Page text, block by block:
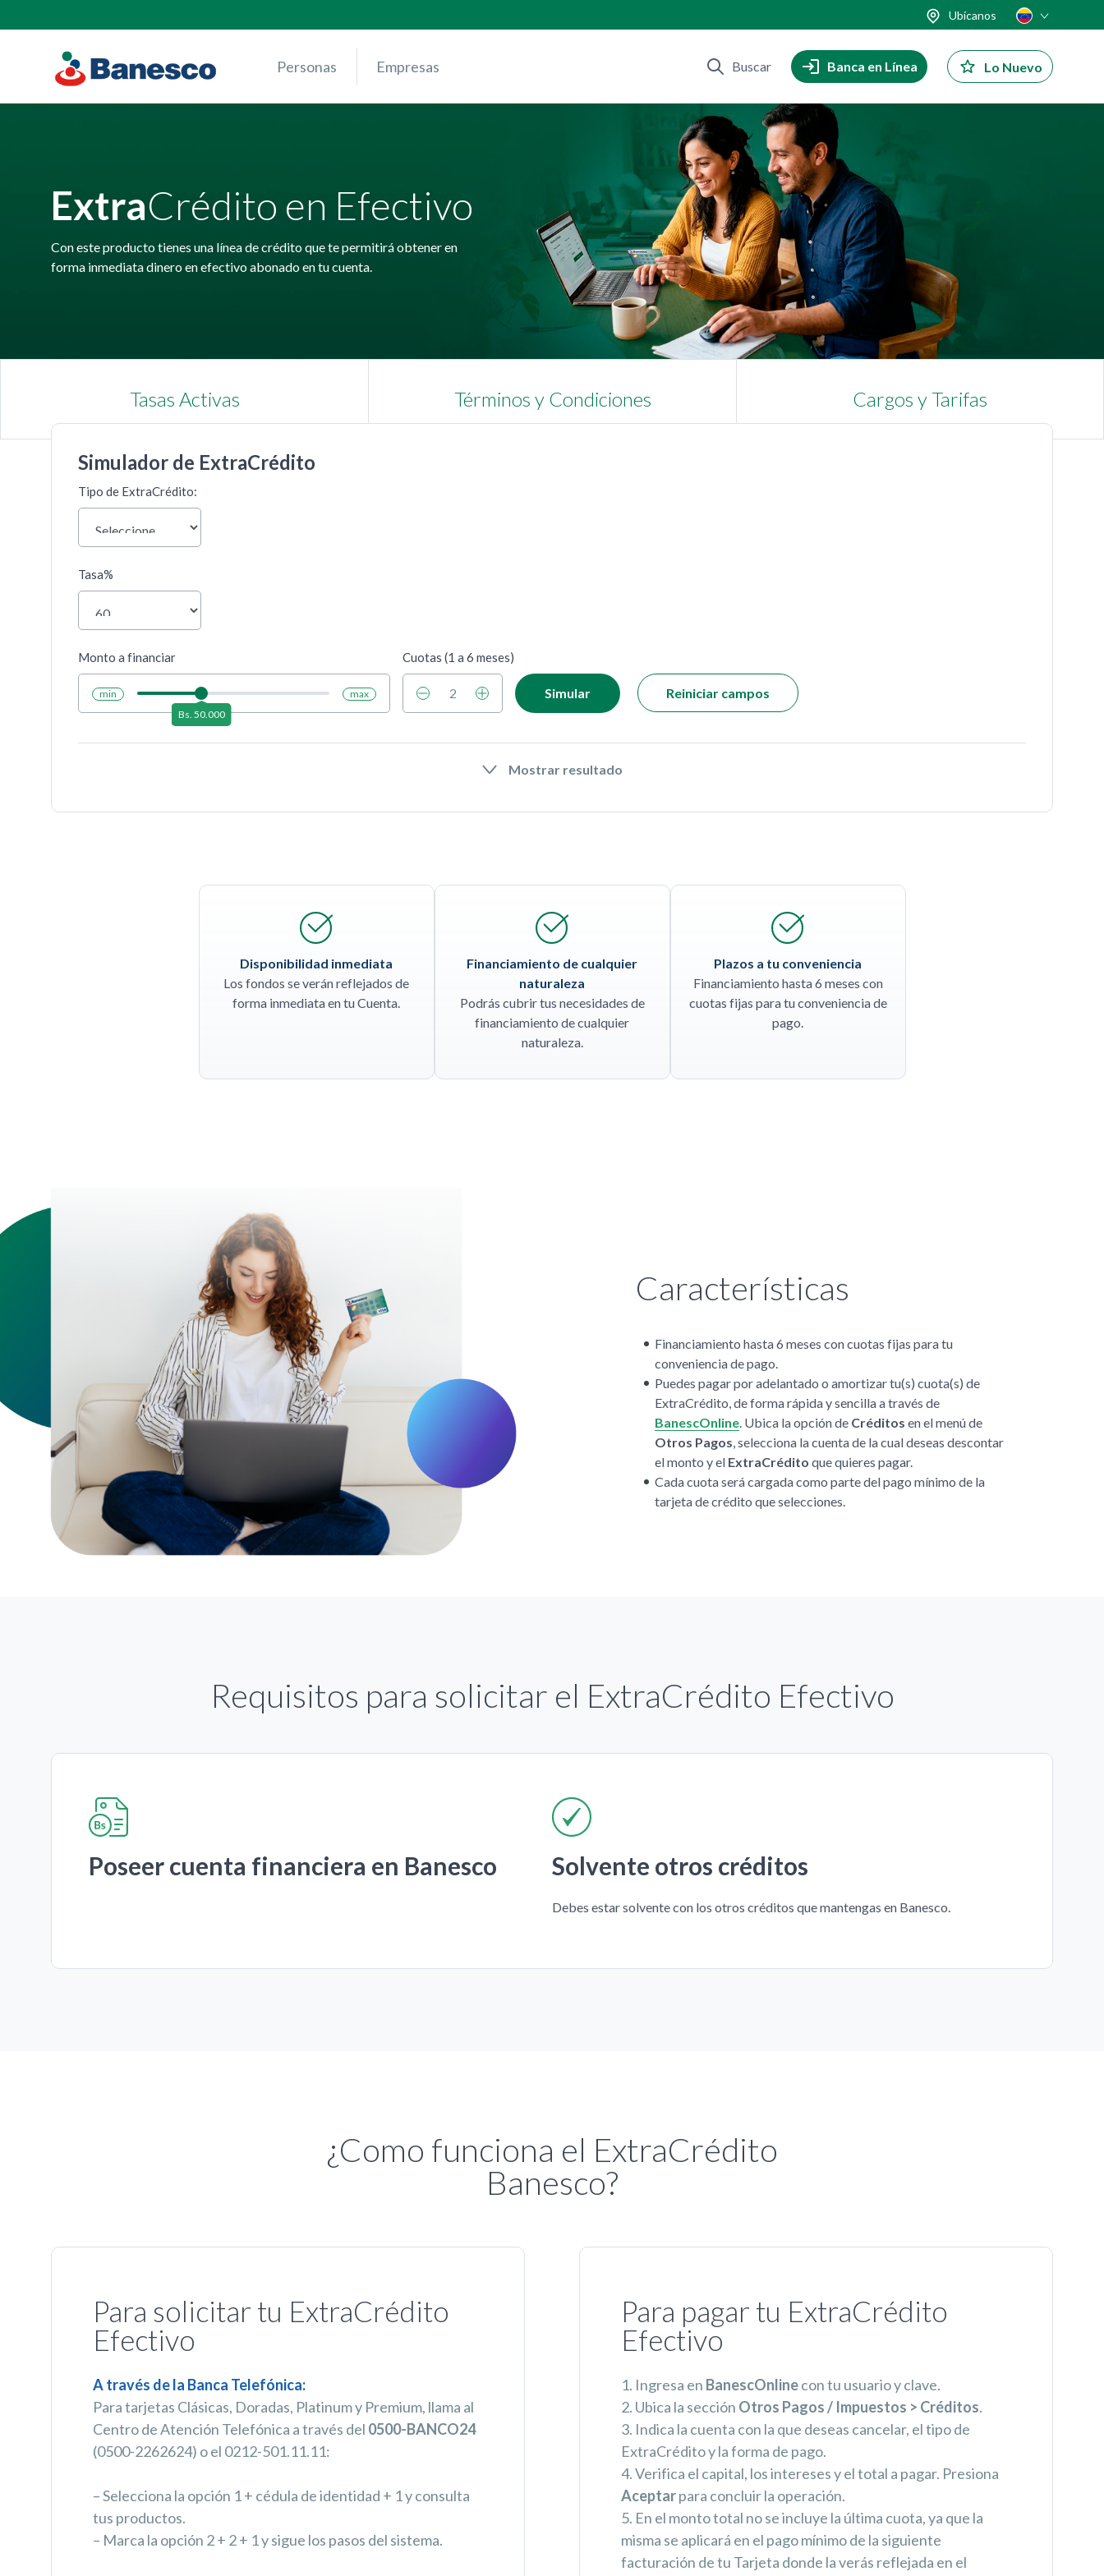
content
Ubícanos
Personas Empresas Buscar Banca en Línea Lo Nuevo
ExtraCrédito en Efectivo
Con este producto tienes una línea de crédito que te permitirá obtener en
forma inmediata dinero en efectivo abonado en tu cuenta.
Tasas Activas Términos y Condiciones Cargos y Tarifas
Simulador de ExtraCrédito
Tipo de ExtraCrédito:
Tasa%
Monto a financiar
min
Bs. 50.000
max
Cuotas (1 a 6 meses)
2 Simular Reiniciar campos
Mostrar resultado
Disponibilidad inmediata
Los fondos se verán reflejados de
forma inmediata en tu Cuenta.
Financiamiento de cualquier
naturaleza
Podrás cubrir tus necesidades de
financiamiento de cualquier
naturaleza.
Plazos a tu conveniencia
Financiamiento hasta 6 meses con
cuotas fijas para tu conveniencia de
pago.
Características
Financiamiento hasta 6 meses con cuotas fijas para tu
conveniencia de pago.
Puedes pagar por adelantado o amortizar tu(s) cuota(s) de
ExtraCrédito, de forma rápida y sencilla a través de
BanescOnline. Ubica la opción de Créditos en el menú de
Otros Pagos, selecciona la cuenta de la cual deseas descontar
el monto y el ExtraCrédito que quieres pagar.
Cada cuota será cargada como parte del pago mínimo de la
tarjeta de crédito que selecciones.
Requisitos para solicitar el ExtraCrédito Efectivo
Poseer cuenta financiera en Banesco Solvente otros créditos
Debes estar solvente con los otros créditos que mantengas en Banesco.
¿Como funciona el ExtraCrédito
Banesco?
Para solicitar tu ExtraCrédito
Efectivo
A través de la Banca Telefónica:
Para tarjetas Clásicas, Doradas, Platinum y Premium, llama al
Centro de Atención Telefónica a través del 0500-BANCO24
(0500-2262624) o el 0212-501.11.11:
– Selecciona la opción 1 + cédula de identidad + 1 y consulta
tus productos.
– Marca la opción 2 + 2 + 1 y sigue los pasos del sistema.
Para pagar tu ExtraCrédito
Efectivo
1. Ingresa en BanescOnlinecon tu usuario y clave.
2. Ubica la sección Otros Pagos / Impuestos > Créditos.
3. Indica la cuenta con la que deseas cancelar, el tipo de
ExtraCrédito y la forma de pago.
4. Verifica el capital, los intereses y el total a pagar. Presiona
Aceptarpara concluir la operación.
5. En el monto total no se incluye la última cuota, ya que la
misma se aplicará en el pago mínimo de la siguiente
facturación de tu Tarjeta donde la verás reflejada en el